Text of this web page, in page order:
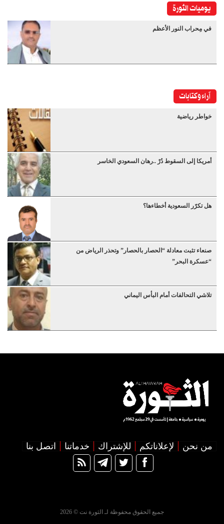
يوميات الثورة
في مِحراب النور الأعظم
آراء وكتابات
خواطر رياضية
أمريكا إلى السقوط دُرْ ..رهان السعودي الخاسر
هل تكرّر السعودية أخطاءها؟
صنعاء تثبت معادلة “الحصار بالحصار” وتحذر الرياض من
“عسكرة البحر”
تلاشي التحالفات أمام البأس اليماني
من نحن لإعلاناتكم للإشتراك خدماتنا اتصل بنا
جميع الحقوق محفوظة لـ الثورة نت © 2026